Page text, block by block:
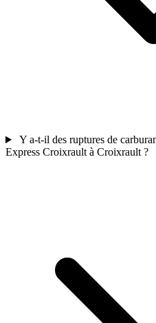
Y a-t-il des ruptures de
Express Croixrault à Croixrault ?